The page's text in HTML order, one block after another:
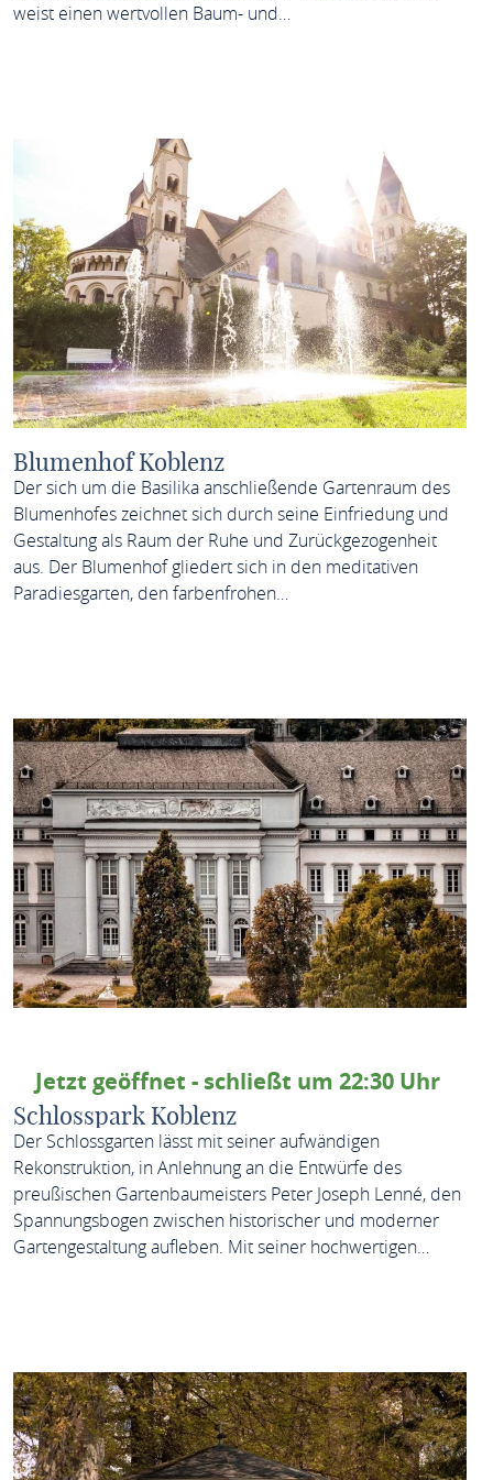
weist einen wertvollen Baum- und…
Blumenhof Koblenz
Der sich um die Basilika anschließende Gartenraum des
Blumenhofes zeichnet sich durch seine Einfriedung und
Gestaltung als Raum der Ruhe und Zurückgezogenheit
aus. Der Blumenhof gliedert sich in den meditativen
Paradiesgarten, den farbenfrohen…
Jetzt geöffnet - schließt um 22:30 Uhr
Schlosspark Koblenz
Der Schlossgarten lässt mit seiner aufwändigen
Rekonstruktion, in Anlehnung an die Entwürfe des
preußischen Gartenbaumeisters Peter Joseph Lenné, den
Spannungsbogen zwischen historischer und moderner
Gartengestaltung aufleben. Mit seiner hochwertigen…